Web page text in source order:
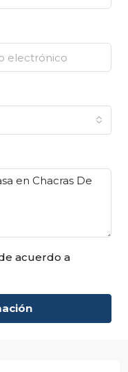
acuerdo a